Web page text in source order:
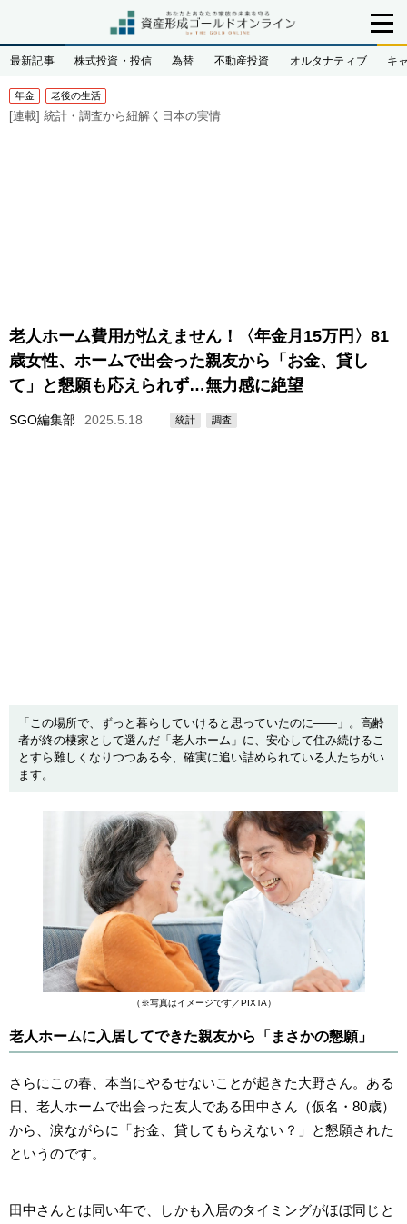
最新記事 株式投資・投信 為替 不動産投資 オルタナティブ キ
年金 老後の生活
[連載] 統計・調査から紐解く日本の実情
老人ホーム費用が払えません！〈年金月15万円〉81
歳女性、ホームで出会った親友から「お金、貸し
て」と懇願も応えられず…無力感に絶望
SGO編集部 2025.5.18 統計 調査
「この場所で、ずっと暮らしていけると思っていたのに――」。高齢
者が終の棲家として選んだ「老人ホーム」に、安心して住み続けるこ
とすら難しくなりつつある今、確実に追い詰められている人たちがい
ます。
（※写真はイメージです／PIXTA）
老人ホームに入居してできた親友から「まさかの懇願」
さらにこの春、本当にやるせないことが起きた大野さん。ある
日、老人ホームで出会った友人である田中さん（仮名・80歳）
から、涙ながらに「お金、貸してもらえない？」と懇願された
というのです。
田中さんとは同い年で、しかも入居のタイミングがほぼ同じと